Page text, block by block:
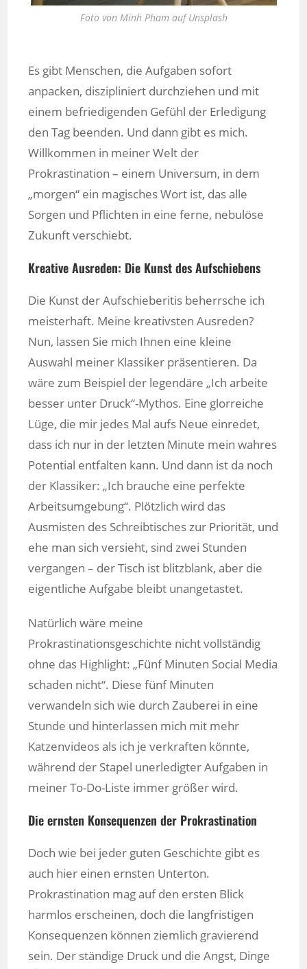
Foto von Minh Pham auf Unsplash
Es gibt Menschen, die Aufgaben sofort
anpacken, diszipliniert durchziehen und mit
einem befriedigenden Gefühl der Erledigung
den Tag beenden. Und dann gibt es mich.
Willkommen in meiner Welt der
Prokrastination – einem Universum, in dem
„morgen“ ein magisches Wort ist, das alle
Sorgen und Pflichten in eine ferne, nebulöse
Zukunft verschiebt.
Kreative Ausreden: Die Kunst des Aufschiebens
Die Kunst der Aufschieberitis beherrsche ich
meisterhaft. Meine kreativsten Ausreden?
Nun, lassen Sie mich Ihnen eine kleine
Auswahl meiner Klassiker präsentieren. Da
wäre zum Beispiel der legendäre „Ich arbeite
besser unter Druck“-Mythos. Eine glorreiche
Lüge, die mir jedes Mal aufs Neue einredet,
dass ich nur in der letzten Minute mein wahres
Potential entfalten kann. Und dann ist da noch
der Klassiker: „Ich brauche eine perfekte
Arbeitsumgebung“. Plötzlich wird das
Ausmisten des Schreibtisches zur Priorität, und
ehe man sich versieht, sind zwei Stunden
vergangen – der Tisch ist blitzblank, aber die
eigentliche Aufgabe bleibt unangetastet.
Natürlich wäre meine
Prokrastinationsgeschichte nicht vollständig
ohne das Highlight: „Fünf Minuten Social Media
schaden nicht“. Diese fünf Minuten
verwandeln sich wie durch Zauberei in eine
Stunde und hinterlassen mich mit mehr
Katzenvideos als ich je verkraften könnte,
während der Stapel unerledigter Aufgaben in
meiner To-Do-Liste immer größer wird.
Die ernsten Konsequenzen der Prokrastination
Doch wie bei jeder guten Geschichte gibt es
auch hier einen ernsten Unterton.
Prokrastination mag auf den ersten Blick
harmlos erscheinen, doch die langfristigen
Konsequenzen können ziemlich gravierend
sein. Der ständige Druck und die Angst, Dinge